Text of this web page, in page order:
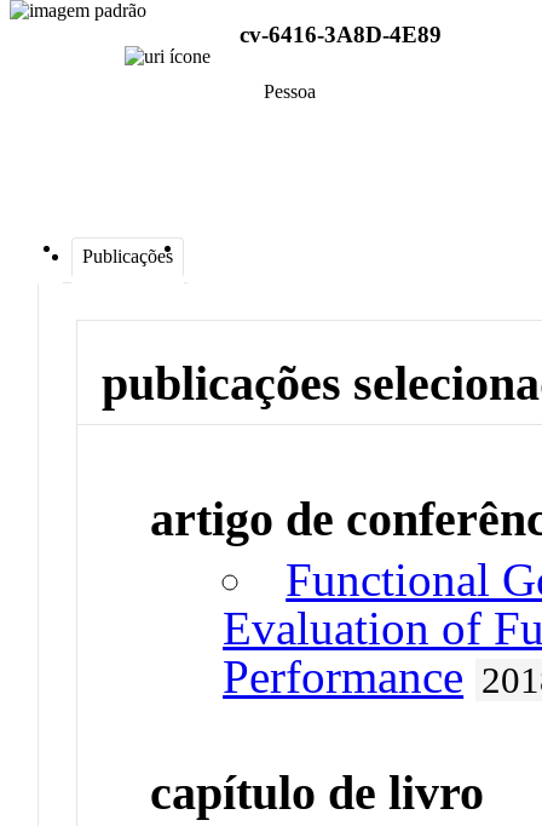
cv-6416-3A8D-4E89
Pessoa
Publicações
publicações
artigo de
Functional
Evaluation of
Performance
capítulo de livro